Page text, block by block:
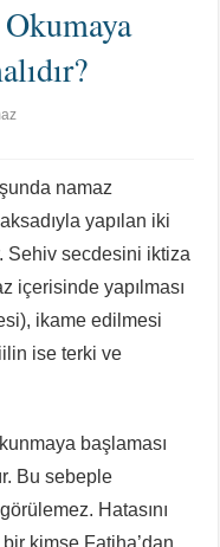
namaz
yapılan iki
Sehiv secdesini iktiza
içerisinde yapılması
ikame edilmesi
ise terki ve
başlaması
Bu sebeple
Hatasını
kimse Fatiha’dan